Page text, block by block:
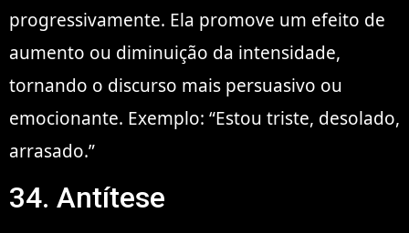
progressivamente. Ela promove um efeito de
aumento ou diminuição da intensidade,
tornando o discurso mais persuasivo ou
emocionante. Exemplo: “Estou triste, desolado,
arrasado.”
34. Antítese